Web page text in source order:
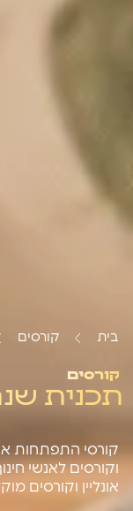
בית קורסים
קורסים
תכנית שנתית
קורסי התפתחות
וקורסים לאנשי
אונליין וקורסים